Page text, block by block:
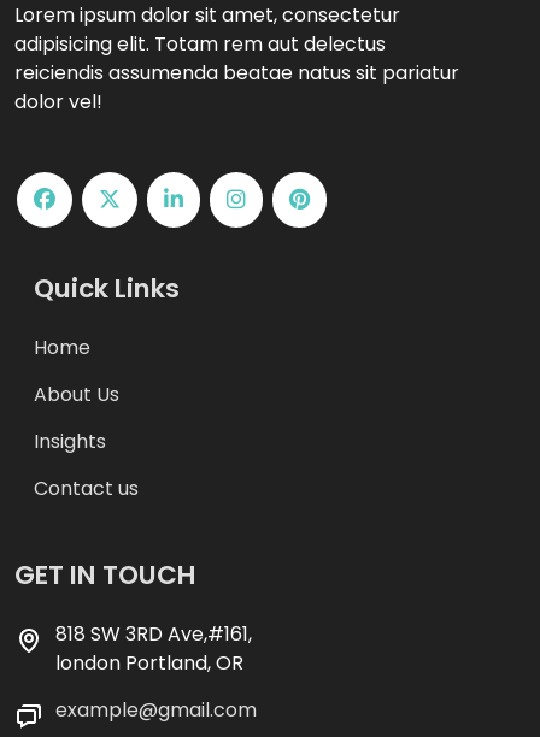
Lorem ipsum dolor sit amet, consectetur
adipisicing elit. Totam rem aut delectus
reiciendis assumenda beatae natus sit pariatur
dolor vel!
Quick Links
Home
About Us
Insights
Contact us
GET IN TOUCH
818 SW 3RD Ave,#161,
london Portland, OR
example@gmail.com